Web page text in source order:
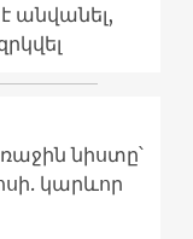
անվանել,
նիստը՝
կարևոր